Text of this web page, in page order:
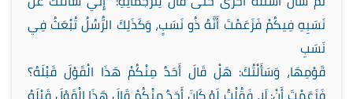
نَسَبِهِ فِيكُمْ فَزَعَمْتَ أَنَّهُ ذُو نَسَبٍ، وَكَذَلِكَ الرُّسُلُ تُبْعَثُ فِي
نَسَبِ
قَوْمِهَا، وَسَأَلْتُكَ: هَلْ قَالَ أَحَدٌ مِنْكُمْ هَذَا الْقَوْلَ قَبْلَهُ؟